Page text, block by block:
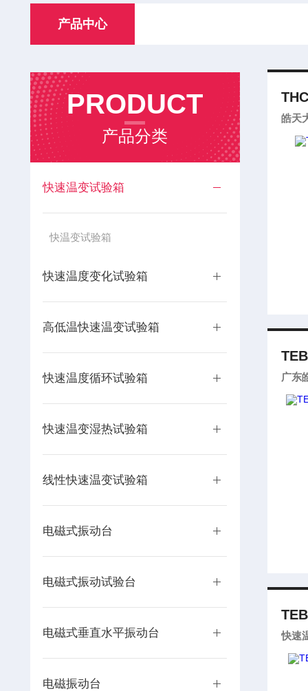
产品中心
PRODUCT
产品分类
快速温变试验箱
快温变试验箱
快速温度变化试验箱
高低温快速温变试验箱
快速温度循环试验箱
快速温变湿热试验箱
线性快速温变试验箱
电磁式振动台
电磁式振动试验台
电磁式垂直水平振动台
电磁振动台
皓天
广东
快速